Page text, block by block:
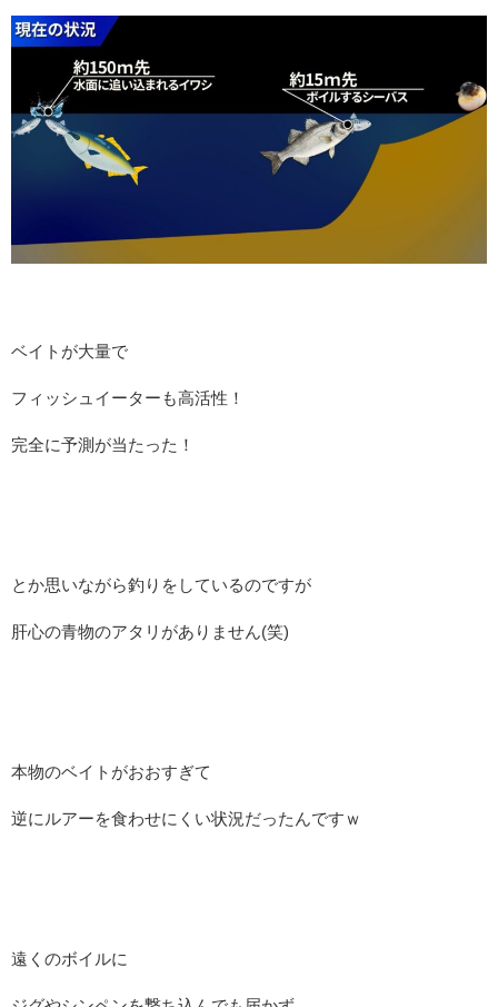
ベイトが大量で
フィッシュイーターも高活性！
完全に予測が当たった！
とか思いながら釣りをしているのですが
肝心の青物のアタリがありません(笑)
本物のベイトがおおすぎて
逆にルアーを食わせにくい状況だったんですｗ
遠くのボイルに